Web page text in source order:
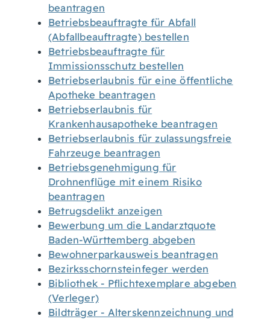
beantragen
Betriebsbeauftragte für Abfall
(Abfallbeauftragte) bestellen
Betriebsbeauftragte für
Immissionsschutz bestellen
Betriebserlaubnis für eine öffentliche
Apotheke beantragen
Betriebserlaubnis für
Krankenhausapotheke beantragen
Betriebserlaubnis für zulassungsfreie
Fahrzeuge beantragen
Betriebsgenehmigung für
Drohnenflüge mit einem Risiko
beantragen
Betrugsdelikt anzeigen
Bewerbung um die Landarztquote
Baden-Württemberg abgeben
Bewohnerparkausweis beantragen
Bezirksschornsteinfeger werden
Bibliothek - Pflichtexemplare abgeben
(Verleger)
Bildträger - Alterskennzeichnung und